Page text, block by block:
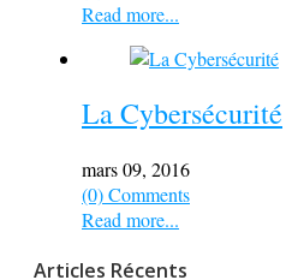
Read more...
La Cybersécurité
mars 09, 2016
(0) Comments
Read more...
Articles Récents